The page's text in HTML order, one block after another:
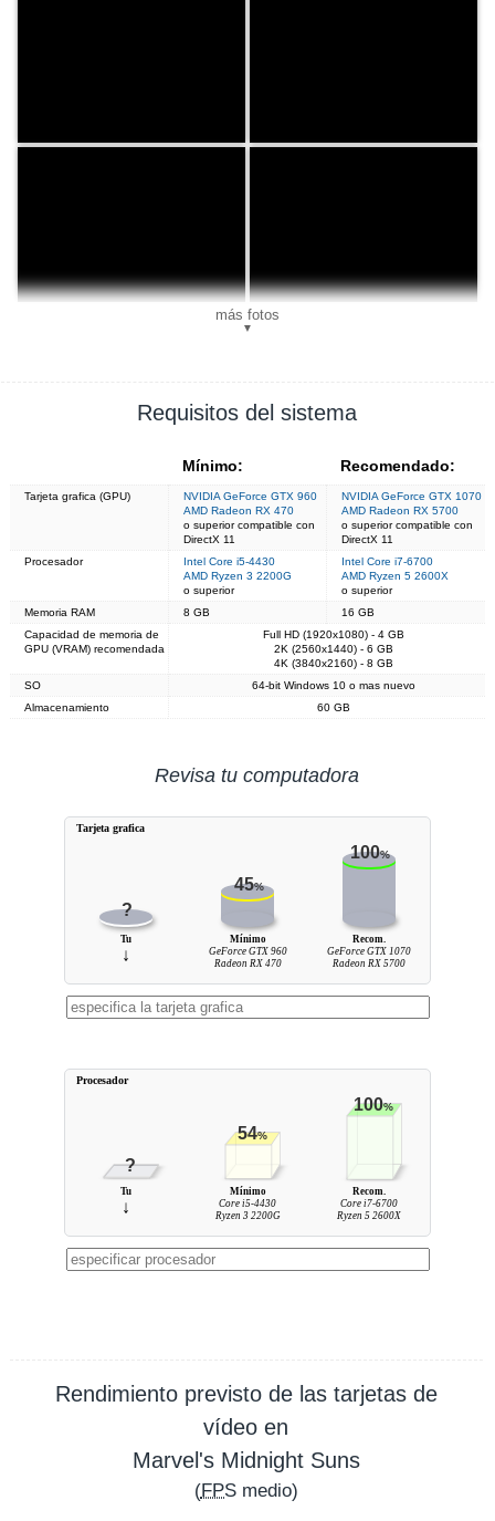
más fotos
▼
Requisitos del sistema
Mínimo: Recomendado:
Tarjeta grafica (GPU)
NVIDIA GeForce GTX 960
AMD Radeon RX 470
o superior compatible con
DirectX 11
NVIDIA GeForce GTX 1070
AMD Radeon RX 5700
o superior compatible con
DirectX 11
Procesador
Intel Core i5-4430
AMD Ryzen 3 2200G
o superior
Intel Core i7-6700
AMD Ryzen 5 2600X
o superior
Memoria RAM
8 GB
16 GB
Capacidad de memoria de
GPU (VRAM) recomendada
Full HD (1920x1080) - 4 GB
2K (2560x1440) - 6 GB
4K (3840x2160) - 8 GB
SO
64-bit Windows 10 o mas nuevo
Almacenamiento
60 GB
Revisa tu computadora
?
45%
100%
Tu
↓
Mínimo
GeForce GTX 960
Radeon RX 470
Recom.
GeForce GTX 1070
Radeon RX 5700
Tarjeta grafica
?
54%
100%
Tu
↓
Mínimo
Core i5-4430
Ryzen 3 2200G
Recom.
Core i7-6700
Ryzen 5 2600X
Procesador
Rendimiento previsto de las tarjetas de
vídeo en
Marvel's Midnight Suns
(FPSmedio)